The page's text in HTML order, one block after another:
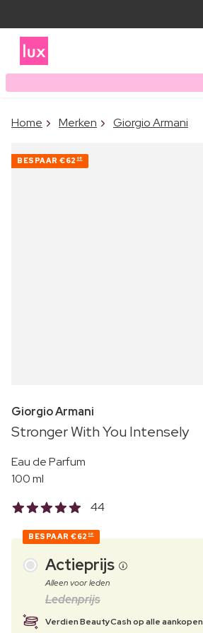
Home Merken Giorgio Armani
BESPAAR €62 08
Giorgio Armani
Stronger With You Intensely
Eau de Parfum
100 ml
44
BESPAAR €62 08
Actieprijs
Alleen voor leden
Ledenprijs
Verdien BeautyCash op alle aankopen